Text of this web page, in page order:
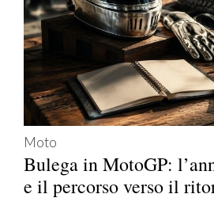
Moto
Bulega in MotoGP:
e il percorso verso il